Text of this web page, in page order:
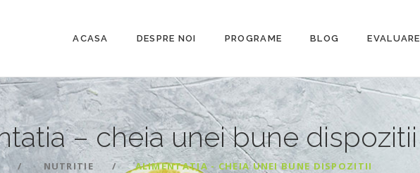
ACASA DESPRE NOI PROGRAME BLOG EVALUARE
– cheia unei bunedispozitii
NUTRITIE ALIMENTATIA - CHEIA UNEI BUNE DISPOZITII